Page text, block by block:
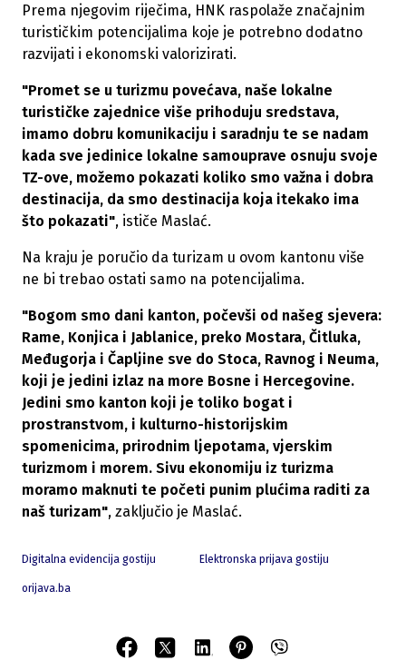
Prema njegovim riječima, HNK raspolaže značajnim
turističkim potencijalima koje je potrebno dodatno
razvijati i ekonomski valorizirati.
"Promet se u turizmu povećava, naše lokalne
turističke zajednice više prihoduju sredstava,
imamo dobru komunikaciju i saradnju te se nadam
kada sve jedinice lokalne samouprave osnuju svoje
TZ-ove, možemo pokazati koliko smo važna i dobra
destinacija, da smo destinacija koja itekako ima
što pokazati", ističe Maslać.
Na kraju je poručio da turizam u ovom kantonu više
ne bi trebao ostati samo na potencijalima.
"Bogom smo dani kanton, počevši od našeg sjevera:
Rame, Konjica i Jablanice, preko Mostara, Čitluka,
Međugorja i Čapljine sve do Stoca, Ravnog i Neuma,
koji je jedini izlaz na more Bosne i Hercegovine.
Jedini smo kanton koji je toliko bogat i
prostranstvom, i kulturno-historijskim
spomenicima, prirodnim ljepotama, vjerskim
turizmom i morem. Sivu ekonomiju iz turizma
moramo maknuti te početi punim plućima raditi za
naš turizam", zaključio je Maslać.
Digitalna evidencija gostiju Elektronska prijava gostiju
orijava.ba